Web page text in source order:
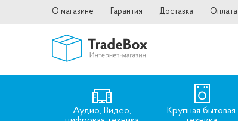
О магазине Гарантия Доставка Оплата
Аудио, Видео,
Крупная бытовая